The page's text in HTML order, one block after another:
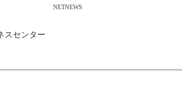
NETNEWS
スセンター